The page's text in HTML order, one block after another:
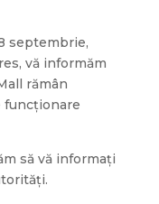
septembrie,
vă informăm
rămân
funcționare
să vă informați